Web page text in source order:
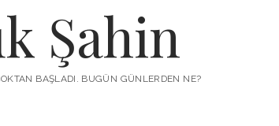
Şahin
BAŞLADI. BUGÜN GÜNLERDEN NE?